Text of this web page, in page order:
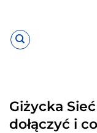
zawartości
Giżycka
dołączyć i